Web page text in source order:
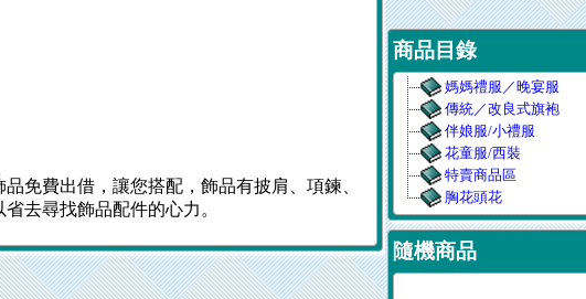
免費出借，讓您搭配，飾品有披肩、項鍊、
去尋找飾品配件的心力。
商品目錄
媽媽禮服／晚宴服
傳統／改良式旗袍
伴娘服/小禮服
花童服/西裝
特賣商品區
胸花頭花
隨機商品